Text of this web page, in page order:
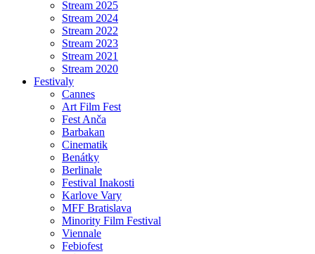
Stream 2025
Stream 2024
Stream 2022
Stream 2023
Stream 2021
Stream 2020
Festivaly
Cannes
Art Film Fest
Fest Anča
Barbakan
Cinematik
Benátky
Berlinale
Festival Inakosti
Karlove Vary
MFF Bratislava
Minority Film Festival
Viennale
Febiofest